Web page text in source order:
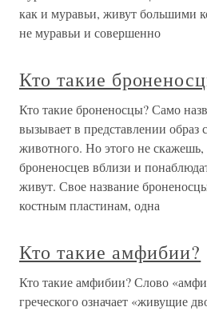
как и муравьи, живут большими
не муравьи и совершенно
Кто такие
Кто такие броненосцы? Само
вызывает в представлении
животного. Но этого не скажешь,
броненосцев вблизи и
живут. Свое название
костным пластинам, одна
Кто такие амфибии?
Кто такие амфибии? Слово
греческого означает «живущие